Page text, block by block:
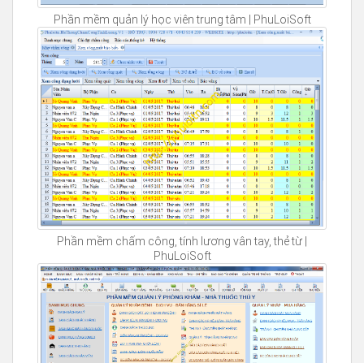
Phần mềm quản lý học viên trung tâm | PhuLoiSoft
Phần mềm chấm công, tính lương vân tay, thẻ từ |
PhuLoiSoft